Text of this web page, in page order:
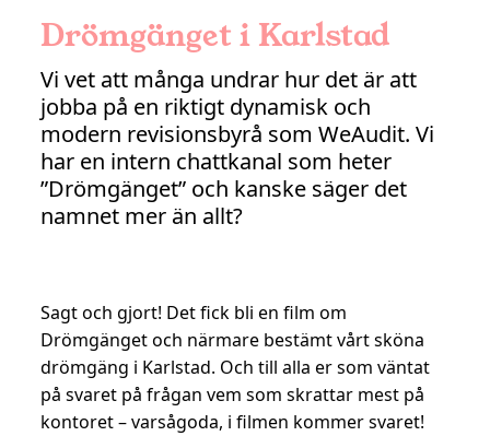
Drömgänget i Karlstad
Vi vet att många undrar hur det är att
jobba på en riktigt dynamisk och
modern revisionsbyrå som WeAudit. Vi
har en intern chattkanal som heter
”Drömgänget” och kanske säger det
namnet mer än allt?
Sagt och gjort! Det fick bli en film om
Drömgänget och närmare bestämt vårt sköna
drömgäng i Karlstad. Och till alla er som väntat
på svaret på frågan vem som skrattar mest på
kontoret – varsågoda, i filmen kommer svaret!